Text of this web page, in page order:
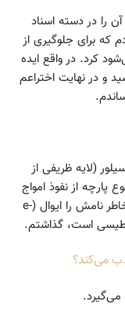
را در دسته اسناد
که برای جلوگیری از
کرد. در واقع ایده
و در نهایت اختراعم
(لایه ظریفی از
پارچه از نفوذ امواج
الکترومغناطیسی جلوگیری می‌کند. به همین خاطر نامش را ایوال (e-
می‌کند؟